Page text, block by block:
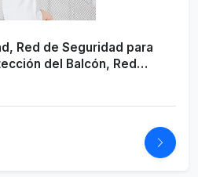
Red de Seguridad para
del Balcón, Red
Escaleras Mallas, Red